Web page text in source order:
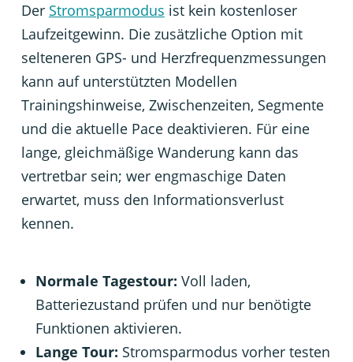
Der Stromsparmodus ist kein kostenloser
Laufzeitgewinn. Die zusätzliche Option mit
selteneren GPS- und Herzfrequenzmessungen
kann auf unterstützten Modellen
Trainingshinweise, Zwischenzeiten, Segmente
und die aktuelle Pace deaktivieren. Für eine
lange, gleichmäßige Wanderung kann das
vertretbar sein; wer engmaschige Daten
erwartet, muss den Informationsverlust
kennen.
Normale Tagestour: Voll laden,
Batteriezustand prüfen und nur benötigte
Funktionen aktivieren.
Lange Tour: Stromsparmodus vorher testen